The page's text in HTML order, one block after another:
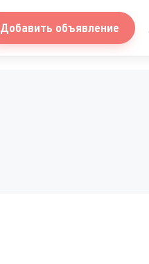
Добавить объявление